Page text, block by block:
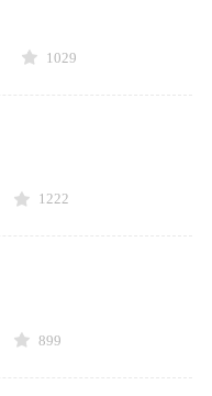
1029
1222
899